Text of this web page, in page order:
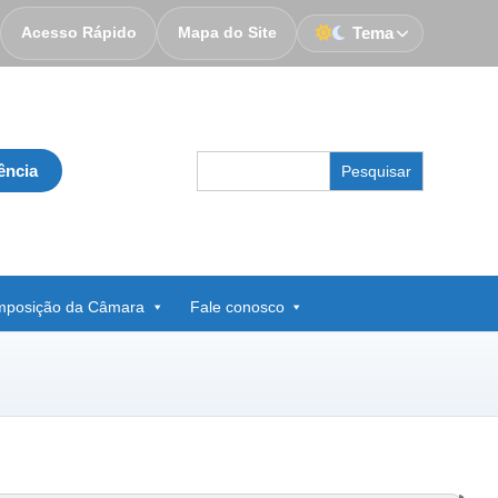
Acesso Rápido Mapa do Site Tema
for:
da Câmara Fale conosco